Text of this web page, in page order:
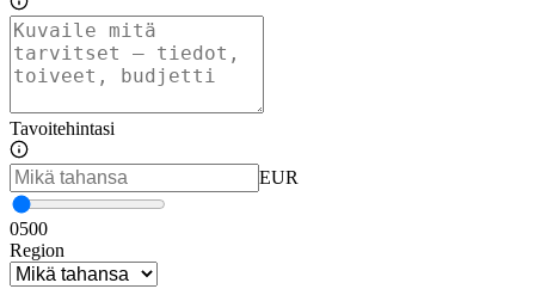
Tavoitehintasi
EUR
0500
Region